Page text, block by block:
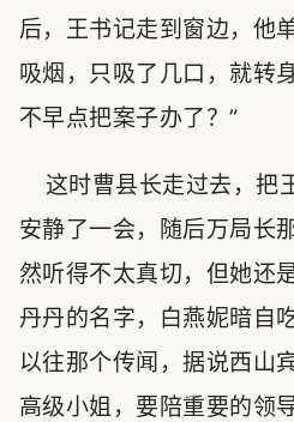
后，王书记走到窗边，他
吸烟，只吸了几口，就转
不早点把案子办了？”
这时曹县长走过去，把
安静了一会，随后万局长
然听得不太真切，但她还
丹丹的名字，白燕妮暗自
以往那个传闻，据说西山
高级小姐，要陪重要的领